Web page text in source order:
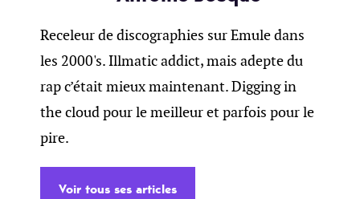
Receleur de discographies sur Emule dans
les 2000's. Illmatic addict, mais adepte du
rap c’était mieux maintenant. Digging in
the cloud pour le meilleur et parfois pour le
pire.
Voir tous ses articles